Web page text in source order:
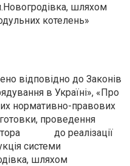
шляхом
котелень»
відповідно до Законів
в Україні», «Про
нормативно-правових
проведення
до реалізації
системи
шляхом